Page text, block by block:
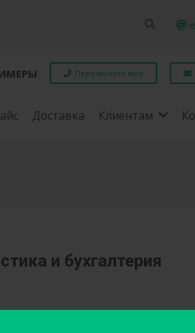
Перезвоните мне
Доставка Клиентам
и бухгалтерия